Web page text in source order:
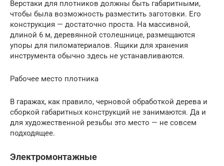
Верстаки для плотников должны быть габаритными,
чтобы была возможность разместить заготовки. Его
конструкция — достаточно проста. На массивной,
длиной 6 м, деревянной столешнице, размещаются
упоры для пиломатериалов. Ящики для хранения
инструмента обычно здесь не устанавливаются.
Рабочее место плотника
В гаражах, как правило, черновой обработкой дерева и
сборкой габаритных конструкций не занимаются. Да и
для художественной резьбы это место — не совсем
подходящее.
Электромонтажные